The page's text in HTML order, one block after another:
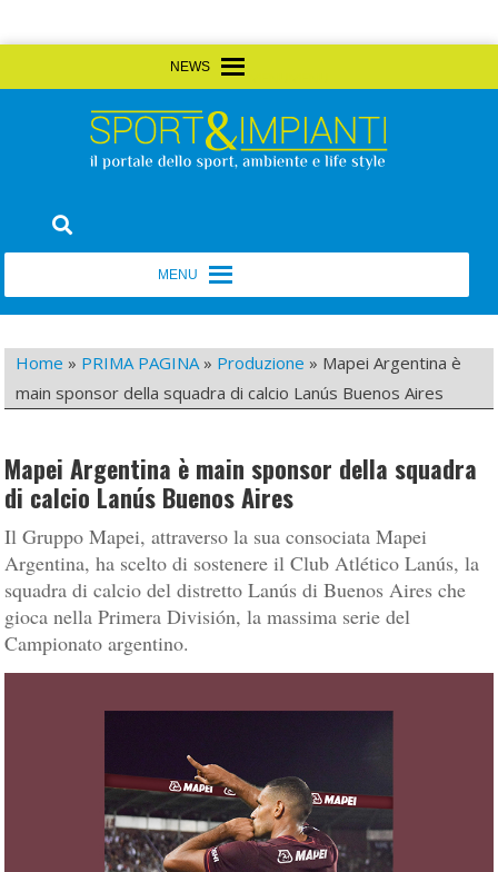
to
Sport&Impianti
Home » PRIMA PAGINA» Produzione » Mapei Argentina è
main sponsor della squadra di calcio Lanús Buenos Aires
Mapei Argentina è main sponsor della squadra
di calcio Lanús Buenos Aires
Il Gruppo Mapei, attraverso la sua consociata Mapei
Argentina, ha scelto di sostenere il Club Atlético Lanús, la
squadra di calcio del distretto Lanús di Buenos Aires che
gioca nella Primera División, la massima serie del
Campionato argentino.